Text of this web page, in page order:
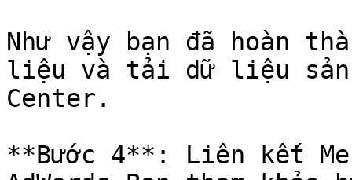
Như vậy bạn đã hoàn
liệu và tải dữ liệu sản
Center.
**Bước 4**: Liên kết